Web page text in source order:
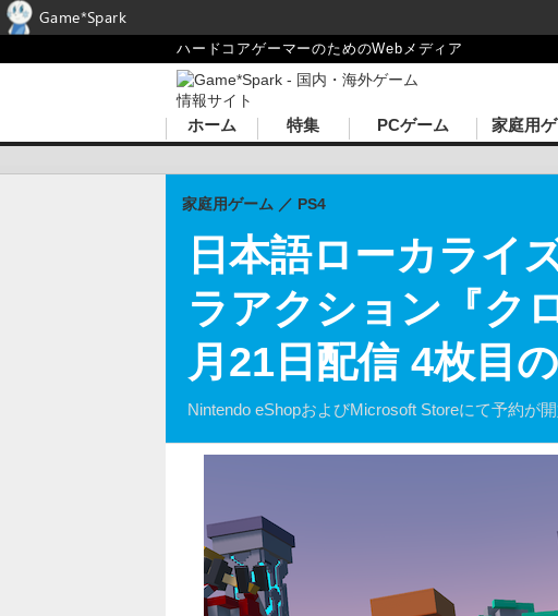
ハードコアゲーマーのためのWebメディア
ホーム 特集 PCゲーム 家庭用
日本語ローカライ
ラアクション『ク
月21日配信 4枚目
Nintendo eShopおよびMicrosoft Storeにて予約が開
家庭用ゲーム PS4
Game*Spark